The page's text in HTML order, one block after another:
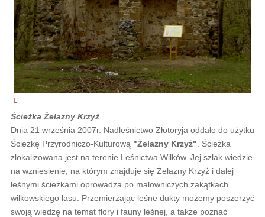
Ścieżka Żelazny Krzyż
Dnia 21 września 2007r. Nadleśnictwo Złotoryja oddało do użytku
Ścieżkę Przyrodniczo-Kulturową "Żelazny Krzyż" . Ścieżka
zlokalizowana jest na terenie Leśnictwa Wilków. Jej szlak wiedzie
na wzniesienie, na którym znajduje się Żelazny Krzyż i dalej
leśnymi ścieżkami oprowadza po malowniczych zakątkach
wilkowskiego lasu. Przemierzając leśne dukty możemy poszerzyć
swoją wiedzę na temat flory i fauny leśnej, a także poznać